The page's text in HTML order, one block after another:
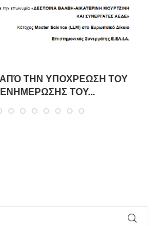
ΤΗΝ ΥΠΟΧΡΕΩΣΗ ΤΟΥ
ΕΝΗΜΕΡΩΣΗΣ ΤΟΥ...